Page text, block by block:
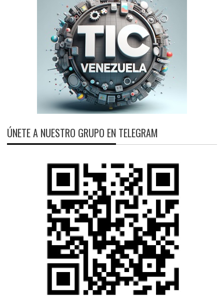
ÚNETE A NUESTRO GRUPO EN TELEGRAM